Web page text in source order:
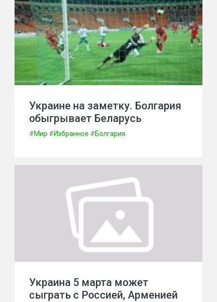
Украине на заметку. Болгария
обыгрывает Беларусь
#Мир #Избранное #Болгария
Украина 5 марта может
сыграть с Россией, Арменией